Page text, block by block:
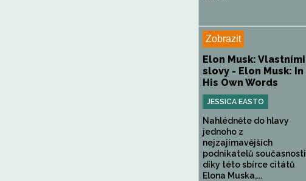
Zobrazit
Elon Musk: Vlastními
slovy - Elon Musk: In
His Own Words
JESSICA EASTO
Nahlédněte do hlavy
jednoho z
nejzajímavějších
podnikatelů současnosti
díky této sbírce citátů
Elona Muska,...